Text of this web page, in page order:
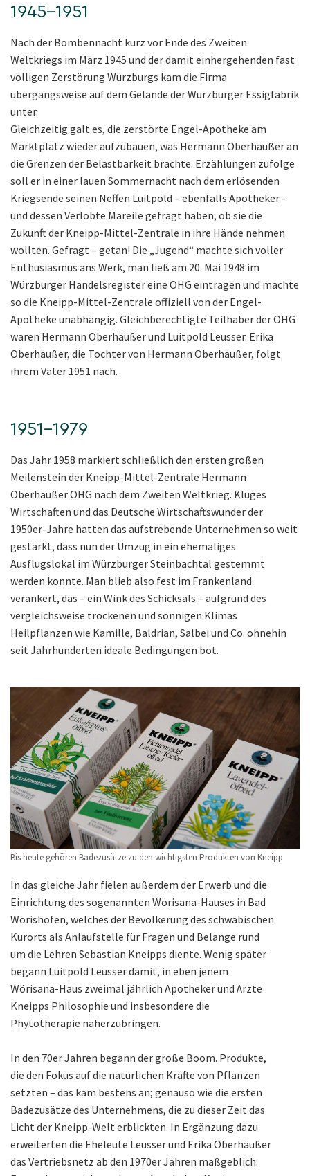
1945–1951
Nach der Bombennacht kurz vor Ende des Zweiten
Weltkriegs im März 1945 und der damit einhergehenden fast
völligen Zerstörung Würzburgs kam die Firma
übergangsweise auf dem Gelände der Würzburger Essigfabrik
unter.
Gleichzeitig galt es, die zerstörte Engel-Apotheke am
Marktplatz wieder aufzubauen, was Hermann Oberhäußer an
die Grenzen der Belastbarkeit brachte. Erzählungen zufolge
soll er in einer lauen Sommernacht nach dem erlösenden
Kriegsende seinen Neffen Luitpold – ebenfalls Apotheker –
und dessen Verlobte Mareile gefragt haben, ob sie die
Zukunft der Kneipp-Mittel-Zentrale in ihre Hände nehmen
wollten. Gefragt – getan! Die „Jugend“ machte sich voller
Enthusiasmus ans Werk, man ließ am 20. Mai 1948 im
Würzburger Handelsregister eine OHG eintragen und machte
so die Kneipp-Mittel-Zentrale offiziell von der Engel-
Apotheke unabhängig. Gleichberechtigte Teilhaber der OHG
waren Hermann Oberhäußer und Luitpold Leusser. Erika
Oberhäußer, die Tochter von Hermann Oberhäußer, folgt
ihrem Vater 1951 nach.
1951–1979
Das Jahr 1958 markiert schließlich den ersten großen
Meilenstein der Kneipp-Mittel-Zentrale Hermann
Oberhäußer OHG nach dem Zweiten Weltkrieg. Kluges
Wirtschaften und das Deutsche Wirtschaftswunder der
1950er-Jahre hatten das aufstrebende Unternehmen so weit
gestärkt, dass nun der Umzug in ein ehemaliges
Ausflugslokal im Würzburger Steinbachtal gestemmt
werden konnte. Man blieb also fest im Frankenland
verankert, das – ein Wink des Schicksals – aufgrund des
vergleichsweise trockenen und sonnigen Klimas
Heilpflanzen wie Kamille, Baldrian, Salbei und Co. ohnehin
seit Jahrhunderten ideale Bedingungen bot.
Bis heute gehören Badezusätze zu den wichtigsten Produkten von Kneipp
In das gleiche Jahr fielen außerdem der Erwerb und die
Einrichtung des sogenannten Wörisana-Hauses in Bad
Wörishofen, welches der Bevölkerung des schwäbischen
Kurorts als Anlaufstelle für Fragen und Belange rund
um die Lehren Sebastian Kneipps diente. Wenig später
begann Luitpold Leusser damit, in eben jenem
Wörisana-Haus zweimal jährlich Apotheker und Ärzte
Kneipps Philosophie und insbesondere die
Phytotherapie näherzubringen.
In den 70er Jahren begann der große Boom. Produkte,
die den Fokus auf die natürlichen Kräfte von Pflanzen
setzten – das kam bestens an; genauso wie die ersten
Badezusätze des Unternehmens, die zu dieser Zeit das
Licht der Kneipp-Welt erblickten. In Ergänzung dazu
erweiterten die Eheleute Leusser und Erika Oberhäußer
das Vertriebsnetz ab den 1970er Jahren maßgeblich: